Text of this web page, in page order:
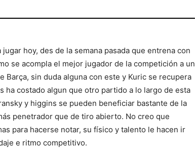
hoy, des de la semana pasada que entrena con
se acompla el mejor jugador de la competición a un
Barça, sin duda alguna con este y Kuric se recupera
ha costado algun que otro partido a lo largo de esta
y higgins se pueden beneficiar bastante de la
penetrador que de tiro abierto. No creo que
para hacerse notar, su físico y talento le hacen ir
e ritmo competitivo.